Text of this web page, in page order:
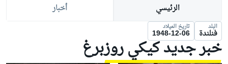
الرئيسي أخبار
البلد
فنلندة
تاريخ الميلاد
1948-12-06
خبر جديد كيكي روزبرغ